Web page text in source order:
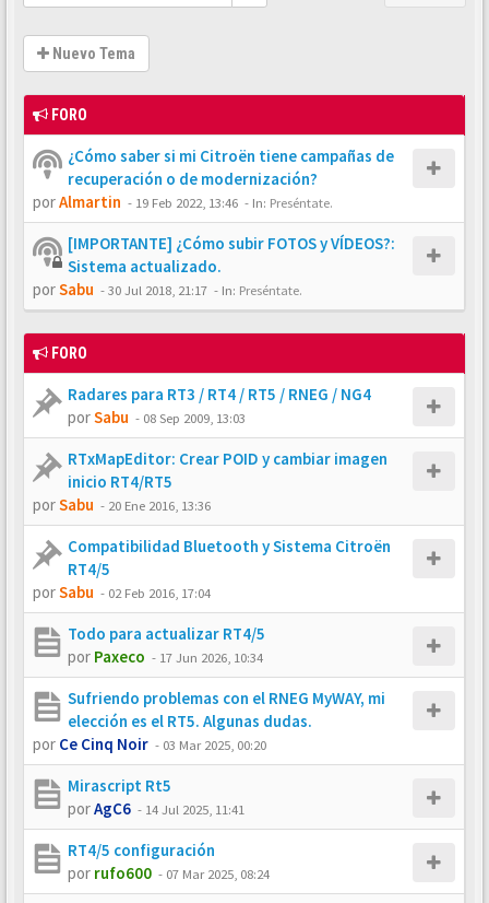
Nuevo Tema
FORO
¿Cómo saber si mi Citroën tiene campañas de
recuperación o de modernización?
porAlmartin - 19 Feb 2022, 13:46 - In: Preséntate.
[IMPORTANTE] ¿Cómo subir FOTOS y VÍDEOS?:
Sistema actualizado.
porSabu -30 Jul 2018, 21:17 - In: Preséntate.
FORO
Radares para RT3 / RT4 / RT5 / RNEG / NG4
porSabu - 08 Sep 2009, 13:03
RTxMapEditor: Crear POID y cambiar imagen
inicio RT4/RT5
porSabu - 20 Ene 2016, 13:36
Compatibilidad Bluetooth y Sistema Citroën
RT4/5
porSabu - 02 Feb 2016, 17:04
Todo para actualizar RT4/5
por Paxeco - 17 Jun 2026, 10:34
Sufriendo problemas con el RNEG MyWAY, mi
elección es el RT5. Algunas dudas.
por Ce Cinq Noir - 03 Mar 2025, 00:20
Mirascript Rt5
porAgC6 - 14 Jul 2025, 11:41
RT4/5 configuración
por rufo600 - 07 Mar 2025, 08:24